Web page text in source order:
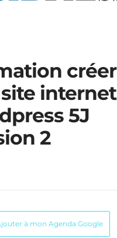
créer
internet
5J
2
à mon Agenda Google